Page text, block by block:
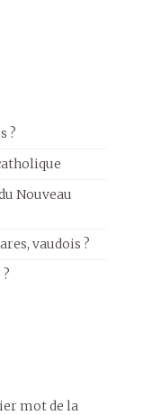
?
Nouveau
vaudois ?
mot de la